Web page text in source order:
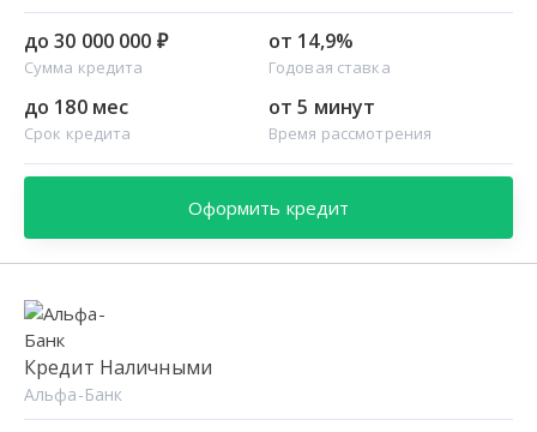
до 30 000 000 ₽
Сумма кредита
от 14,9%
Годовая ставка
до 180 мес
Срок кредита
от 5 минут
Время рассмотрения
Оформить кредит
Кредит Наличными
Альфа-Банк